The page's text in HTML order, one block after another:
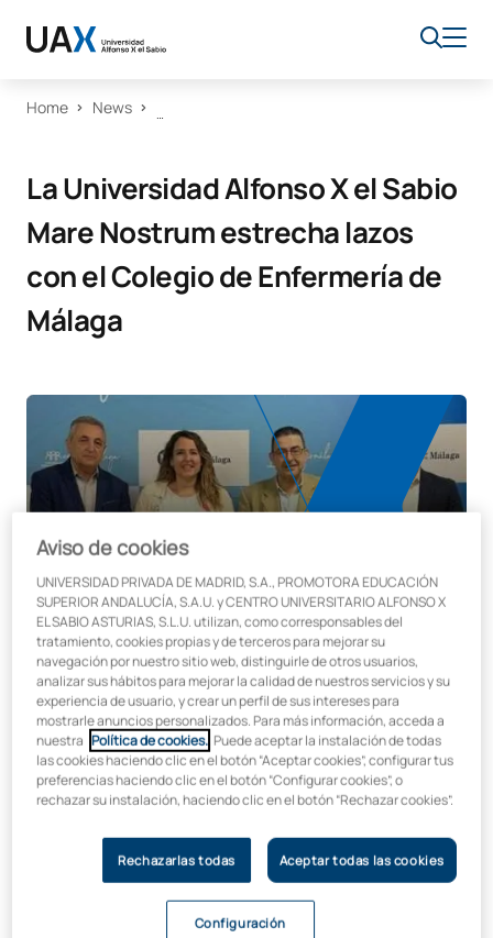
Home News
La Universidad Alfonso X el Sabio
Mare Nostrum estrecha lazos
con el Colegio de Enfermería de
Málaga
ElColegio de Enfermería de Málagacelebró un encuentro
institucional con representantes de laUniversidad Alfonso
X el Sabio Mare Nostrum, con el objetivo de afianzar
vínculos y explorar vías de colaboración en beneficio de los
futuros y actuales profesionales de la enfermería en la
provincia. En la reunión, celebrada en las instalaciones del
Colegio, participaronel presidente de la institución
colegial, José Miguel Carrasco Sancho, el secretario,
Alfonso María García Guerrero, el rector de la
Universidad, Luis Couceiro, y la Vicedecana de Enfermería
Aviso de cookies
UNIVERSIDAD PRIVADA DE MADRID, S.A., PROMOTORA EDUCACIÓN
SUPERIOR ANDALUCÍA, S.A.U. y CENTRO UNIVERSITARIO ALFONSO X
EL SABIO ASTURIAS, S.L.U. utilizan, como corresponsables del
tratamiento, cookies propias y de terceros para mejorar su
navegación por nuestro sitio web, distinguirle de otros usuarios,
analizar sus hábitos para mejorar la calidad de nuestros servicios y su
experiencia de usuario, y crear un perfil de sus intereses para
mostrarle anuncios personalizados. Para más información, acceda a
nuestra Política de cookies. . Puede aceptar la instalación de todas
las cookies haciendo clic en el botón “Aceptar cookies”, configurar tus
preferencias haciendo clic en el botón “Configurar cookies”, o
rechazar su instalación, haciendo clic en el botón “Rechazar cookies”.
Rechazarlas todas Aceptar todas las cookies
Configuración